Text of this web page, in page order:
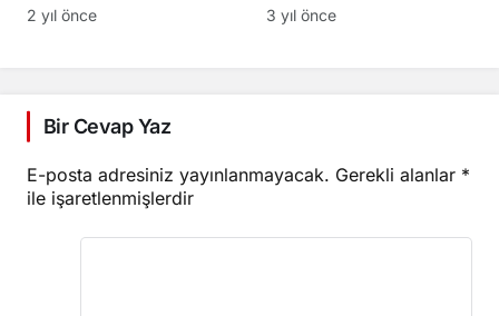
tarlada kalmayacak
2 yıl önce
veriliyor
3 yıl önce
Bir Cevap Yaz
E-posta adresiniz yayınlanmayacak. Gerekli alanlar *
ile işaretlenmişlerdir